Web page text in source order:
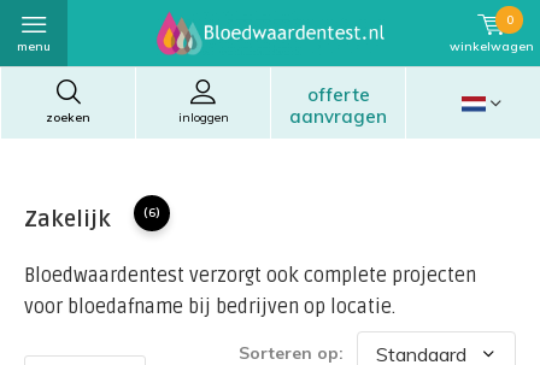
zoeken
offerte
aanvragen
inloggen
menu winkelwagen
0
Zakelijk (6)
Bloedwaardentest verzorgt ook complete projecten
voor bloedafname bij bedrijven op locatie.
Sorteren op: